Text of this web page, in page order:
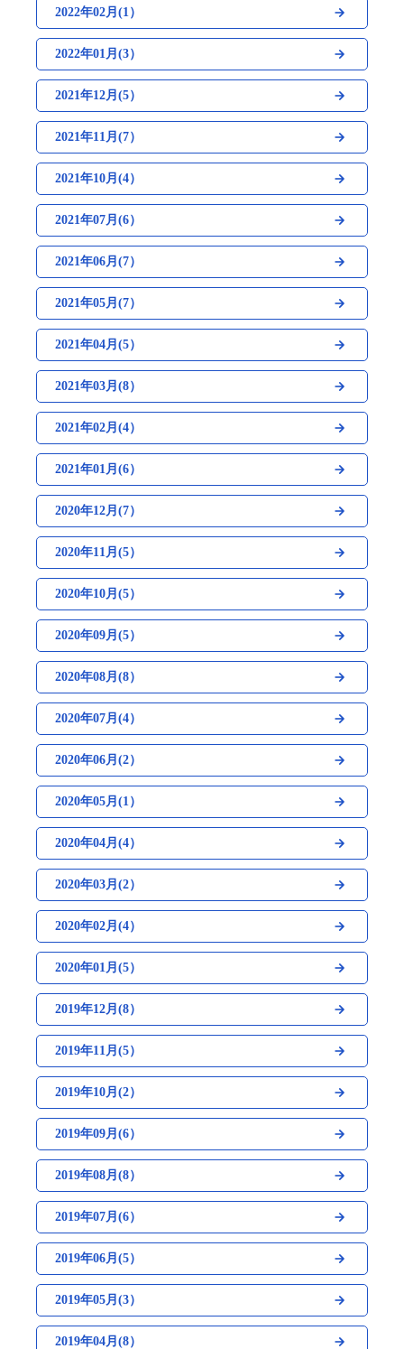
2022年02月(1）
2022年01月(3）
2021年12月(5）
2021年11月(7）
2021年10月(4）
2021年07月(6）
2021年06月(7）
2021年05月(7）
2021年04月(5）
2021年03月(8）
2021年02月(4）
2021年01月(6）
2020年12月(7）
2020年11月(5）
2020年10月(5）
2020年09月(5）
2020年08月(8）
2020年07月(4）
2020年06月(2）
2020年05月(1）
2020年04月(4）
2020年03月(2）
2020年02月(4）
2020年01月(5）
2019年12月(8）
2019年11月(5）
2019年10月(2）
2019年09月(6）
2019年08月(8）
2019年07月(6）
2019年06月(5）
2019年05月(3）
2019年04月(8）